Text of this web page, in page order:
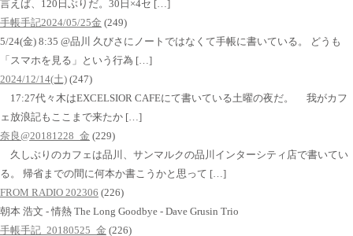
言えば、120日ぶりだ。30日×4セ […]
手帳手記2024/05/25金 (249)
5/24(金) 8:35 @品川 久びさにノートではなくて手帳に書いている。 どうも
「スマホを見る」という行為 […]
2024/12/14(土) (247)
17:27代々木はEXCELSIOR CAFEにて書いている土曜の夜だ。 我がカフ
ェ放浪記もここまで来たか […]
奈良@20181228_金 (229)
久しぶりのカフェは品川、サンマルクの品川インターシティ店で書いてい
る。 帰省までの間に何本か書こうかと思って […]
FROM RADIO 202306 (226)
朝本 浩文 - 情熱 The Long Goodbye - Dave Grusin Trio
手帳手記_20180525_金 (226)